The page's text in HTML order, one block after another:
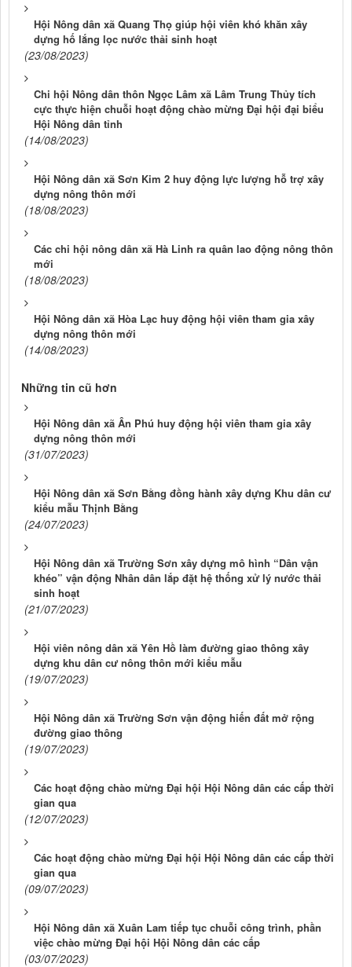
Hội Nông dân xã Quang Thọ giúp hội viên khó khăn xây
dựng hố lắng lọc nước thải sinh hoạt
(23/08/2023)
Chi hội Nông dân thôn Ngọc Lâm xã Lâm Trung Thủy tích
cực thực hiện chuỗi hoạt động chào mừng Đại hội đại biểu
Hội Nông dân tỉnh
(14/08/2023)
Hội Nông dân xã Sơn Kim 2 huy động lực lượng hỗ trợ xây
dựng nông thôn mới
(18/08/2023)
Các chi hội nông dân xã Hà Linh ra quân lao động nông thôn
mới
(18/08/2023)
Hội Nông dân xã Hòa Lạc huy động hội viên tham gia xây
dựng nông thôn mới
(14/08/2023)
Những tin cũ hơn
Hội Nông dân xã Ân Phú huy động hội viên tham gia xây
dựng nông thôn mới
(31/07/2023)
Hội Nông dân xã Sơn Bằng đồng hành xây dựng Khu dân cư
kiểu mẫu Thịnh Bằng
(24/07/2023)
Hội Nông dân xã Trường Sơn xây dựng mô hình “Dân vận
khéo” vận động Nhân dân lắp đặt hệ thống xử lý nước thải
sinh hoạt
(21/07/2023)
Hội viên nông dân xã Yên Hồ làm đường giao thông xây
dựng khu dân cư nông thôn mới kiểu mẫu
(19/07/2023)
Hội Nông dân xã Trường Sơn vận động hiến đất mở rộng
đường giao thông
(19/07/2023)
Các hoạt động chào mừng Đại hội Hội Nông dân các cấp thời
gian qua
(12/07/2023)
Các hoạt động chào mừng Đại hội Hội Nông dân các cấp thời
gian qua
(09/07/2023)
Hội Nông dân xã Xuân Lam tiếp tục chuỗi công trình, phần
việc chào mừng Đại hội Hội Nông dân các cấp
(03/07/2023)